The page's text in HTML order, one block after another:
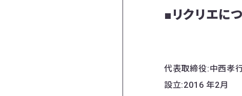
■リクリエに
代表取締役:中西孝
設立:2016 年2月